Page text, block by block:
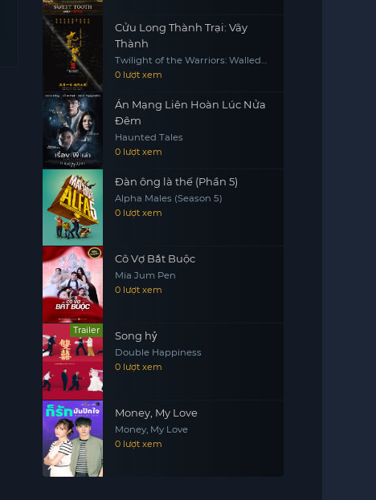
Cửu Long Thành Trại: Vây
Thành
Twilight of the Warriors: Walled
In
0 lượt xem
Án Mạng Liên Hoàn Lúc Nửa
Đêm
Haunted Tales
0 lượt xem
Đàn ông là thế (Phần 5)
Alpha Males (Season 5)
0 lượt xem
Cô Vợ Bắt Buộc
Mia Jum Pen
0 lượt xem
Trailer Song hỷ
Double Happiness
0 lượt xem
Money, My Love
Money, My Love
0 lượt xem